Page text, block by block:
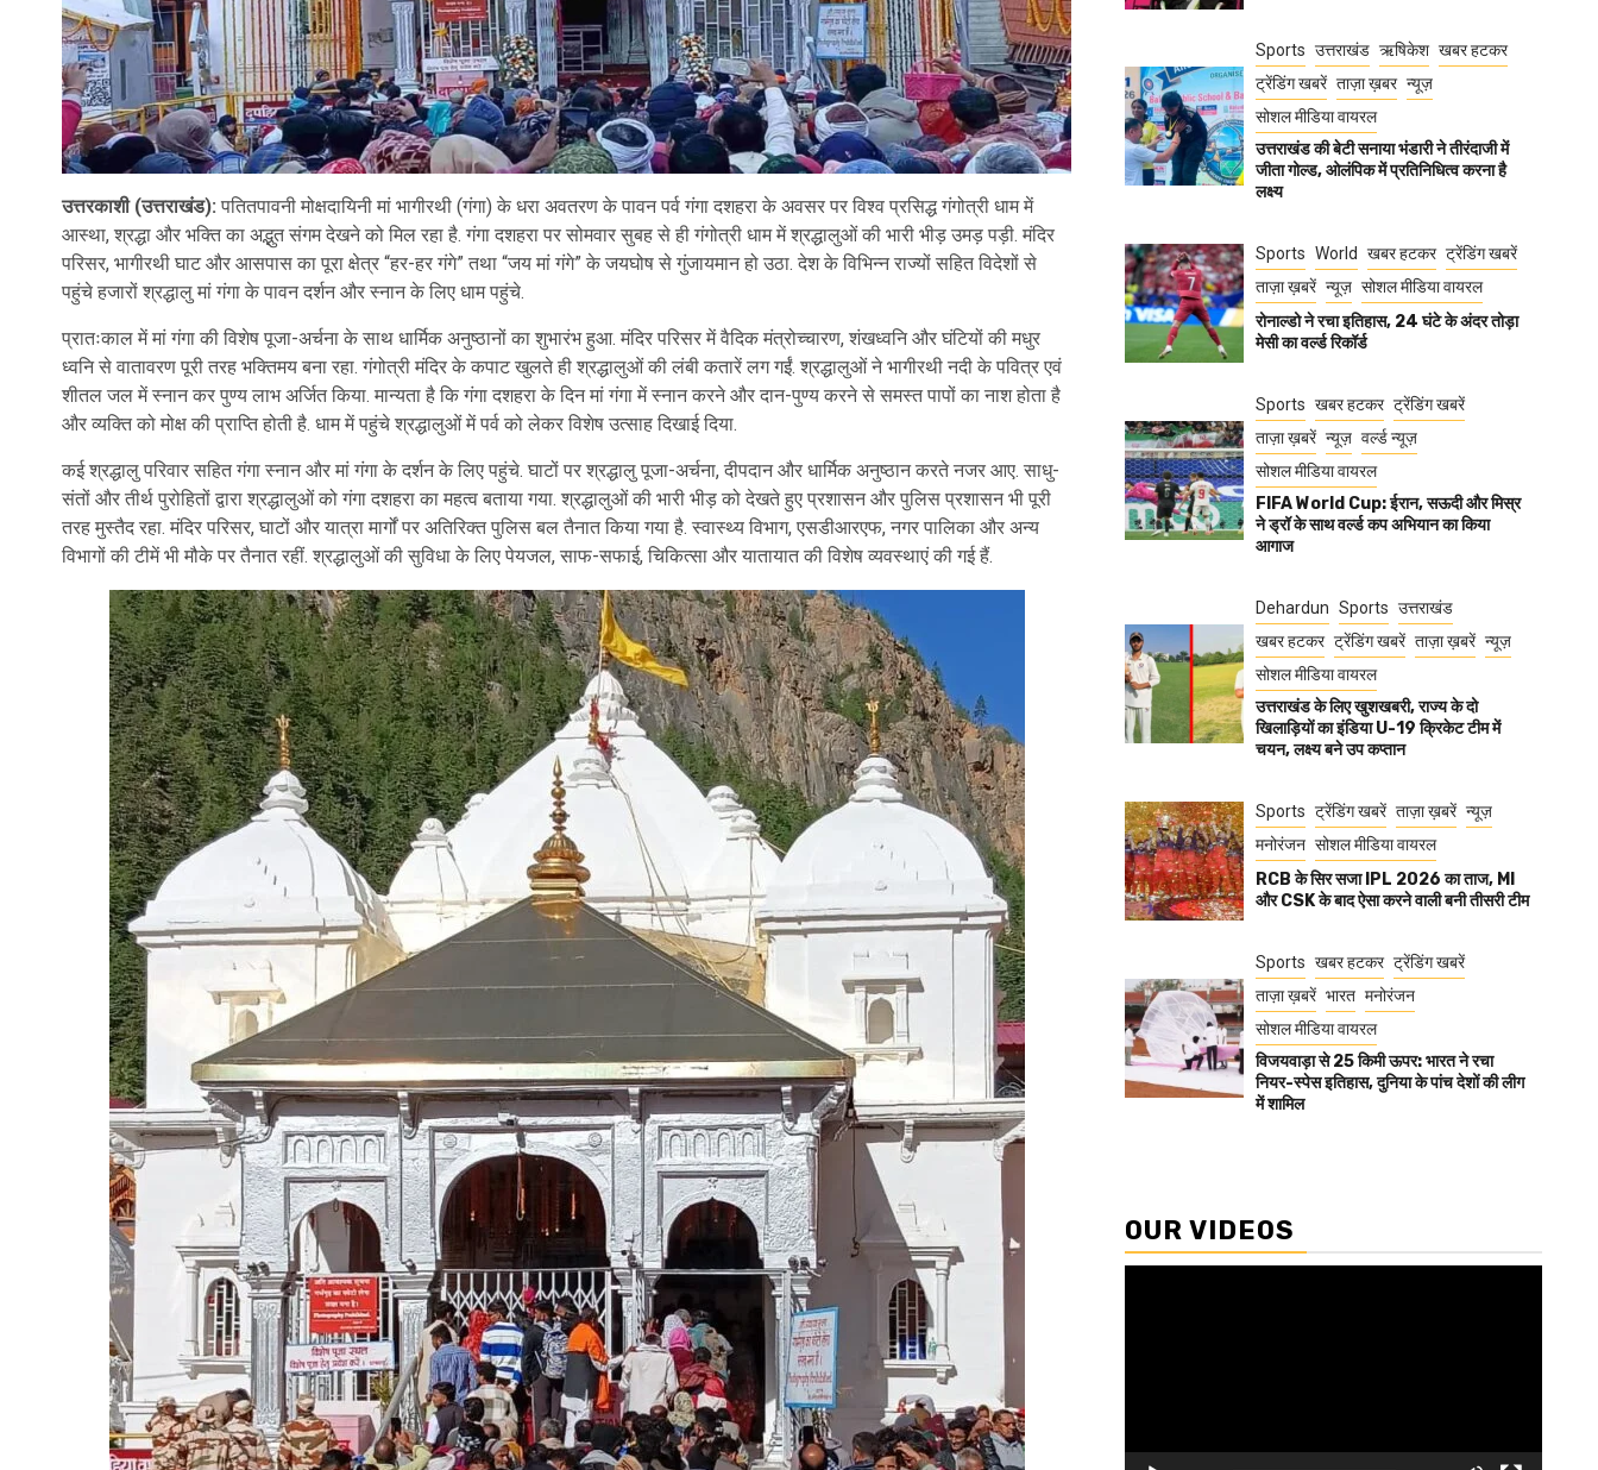
उत्तरकाशी (उत्तराखंड): पतितपावनी मोक्षदायिनी मां भागीरथी (गंगा) के धरा अवतरण के पावन पर्व गंगा दशहरा के अवसर पर विश्व प्रसिद्ध गंगोत्री धाम में
आस्था, श्रद्धा और भक्ति का अद्भुत संगम देखने को मिल रहा है. गंगा दशहरा पर सोमवार सुबह से ही गंगोत्री धाम में श्रद्धालुओं की भारी भीड़ उमड़ पड़ी. मंदिर
परिसर, भागीरथी घाट और आसपास का पूरा क्षेत्र “हर-हर गंगे” तथा “जय मां गंगे” के जयघोष से गुंजायमान हो उठा. देश के विभिन्न राज्यों सहित विदेशों से
पहुंचे हजारों श्रद्धालु मां गंगा के पावन दर्शन और स्नान के लिए धाम पहुंचे.
प्रातःकाल में मां गंगा की विशेष पूजा-अर्चना के साथ धार्मिक अनुष्ठानों का शुभारंभ हुआ. मंदिर परिसर में वैदिक मंत्रोच्चारण, शंखध्वनि और घंटियों की मधुर
ध्वनि से वातावरण पूरी तरह भक्तिमय बना रहा. गंगोत्री मंदिर के कपाट खुलते ही श्रद्धालुओं की लंबी कतारें लग गईं. श्रद्धालुओं ने भागीरथी नदी के पवित्र एवं
शीतल जल में स्नान कर पुण्य लाभ अर्जित किया. मान्यता है कि गंगा दशहरा के दिन मां गंगा में स्नान करने और दान-पुण्य करने से समस्त पापों का नाश होता है
और व्यक्ति को मोक्ष की प्राप्ति होती है. धाम में पहुंचे श्रद्धालुओं में पर्व को लेकर विशेष उत्साह दिखाई दिया.
कई श्रद्धालु परिवार सहित गंगा स्नान और मां गंगा के दर्शन के लिए पहुंचे. घाटों पर श्रद्धालु पूजा-अर्चना, दीपदान और धार्मिक अनुष्ठान करते नजर आए. साधु-
संतों और तीर्थ पुरोहितों द्वारा श्रद्धालुओं को गंगा दशहरा का महत्व बताया गया. श्रद्धालुओं की भारी भीड़ को देखते हुए प्रशासन और पुलिस प्रशासन भी पूरी
तरह मुस्तैद रहा. मंदिर परिसर, घाटों और यात्रा मार्गों पर अतिरिक्त पुलिस बल तैनात किया गया है. स्वास्थ्य विभाग, एसडीआरएफ, नगर पालिका और अन्य
विभागों की टीमें भी मौके पर तैनात रहीं. श्रद्धालुओं की सुविधा के लिए पेयजल, साफ-सफाई, चिकित्सा और यातायात की विशेष व्यवस्थाएं की गई हैं.
Sports उत्तराखंड ऋषिकेश खबर हटकर
ट्रेंडिंग खबरें ताज़ा ख़बर न्यूज़
सोशल मीडिया वायरल
उत्तराखंड की बेटी सनाया भंडारी ने तीरंदाजी में
जीता गोल्ड, ओलंपिक में प्रतिनिधित्व करना है
लक्ष्य
Sports World खबर हटकर ट्रेंडिंग खबरें
ताज़ा ख़बरें न्यूज़ सोशल मीडिया वायरल
रोनाल्डो ने रचा इतिहास, 24 घंटे के अंदर तोड़ा
मेसी का वर्ल्ड रिकॉर्ड
Sports खबर हटकर ट्रेंडिंग खबरें
ताज़ा ख़बरें न्यूज़ वर्ल्ड न्यूज़
सोशल मीडिया वायरल
FIFA World Cup: ईरान, सऊदी और मिस्र
ने ड्रॉ के साथ वर्ल्ड कप अभियान का किया
आगाज
Dehardun Sports उत्तराखंड
खबर हटकर ट्रेंडिंग खबरें ताज़ा ख़बरें न्यूज़
सोशल मीडिया वायरल
उत्तराखंड के लिए खुशखबरी, राज्य के दो
खिलाड़ियों का इंडिया U-19 क्रिकेट टीम में
चयन, लक्ष्य बने उप कप्तान
Sports ट्रेंडिंग खबरें ताज़ा ख़बरें न्यूज़
मनोरंजन सोशल मीडिया वायरल
RCB के सिर सजा IPL 2026 का ताज, MI
और CSK के बाद ऐसा करने वाली बनी तीसरी टीम
Sports खबर हटकर ट्रेंडिंग खबरें
ताज़ा ख़बरें भारत मनोरंजन
सोशल मीडिया वायरल
विजयवाड़ा से 25 किमी ऊपर: भारत ने रचा
नियर-स्पेस इतिहास, दुनिया के पांच देशों की लीग
में शामिल
OUR VIDEOS